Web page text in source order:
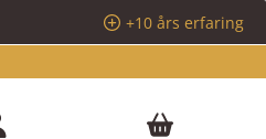
+10 års erfaring